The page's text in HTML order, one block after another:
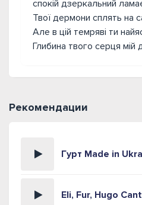
спокій дзеркальний
Твої дермони сплять на
Але в цій темряві ти
Глибина твого серця мій
Рекомендации
Гурт Made in
Eli, Fur, Hugo